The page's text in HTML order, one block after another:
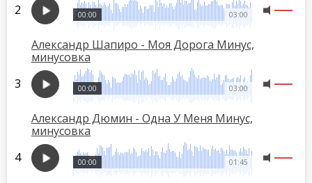
03:00
00:00
Александр Шапиро - Моя Дорога Минус,
минусовка
03:00
00:00
Александр Дюмин - Одна У Меня Минус,
минусовка
01:45
00:00